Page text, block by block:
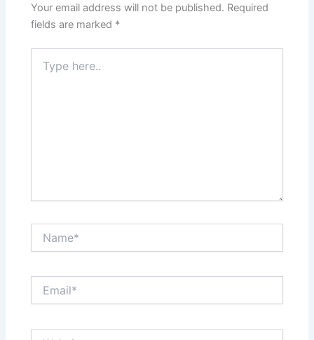
Your email address will not be published. Required
fields are marked *
here..